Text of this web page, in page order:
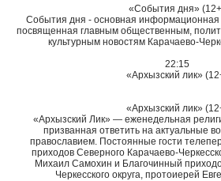
«События дня»
События дня - основная информационная
посвященная главным общественным,
культурным новостям Карачаево-
22:15
«Архызский лик»
«Архызский лик»
«Архызский Лик» — еженедельная
призванная ответить на актуальные
православием. Постоянные гости
приходов Северного Карачаево-
Михаил Самохин и Благочинный
Черкесского округа, протоиерей